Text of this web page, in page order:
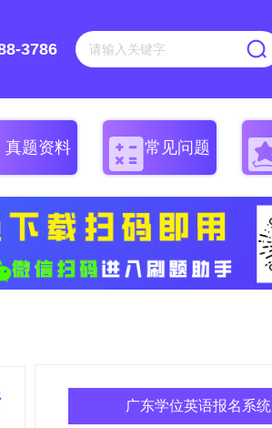
3786
真题资料 常见问题
广东学位英语报名系统